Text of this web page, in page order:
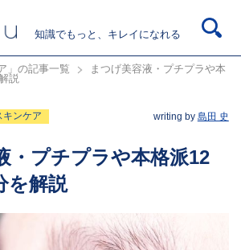
知識でもっと、キレイになれる
」の記事一覧
まつげ美容液・プチプラや本
説
キンケア writing by 島田 史
・プチプラや本格派12
を解説